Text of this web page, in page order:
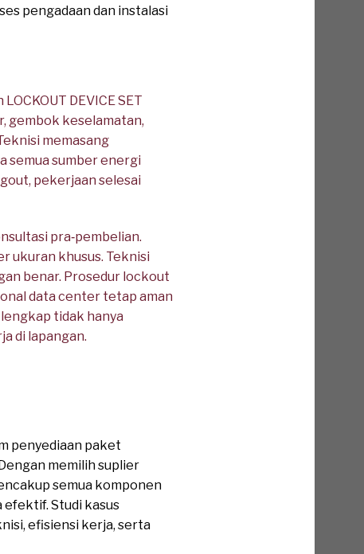
pengadaan dan instalasi
DEVICE SET
gembok keselamatan,
memasang
semua sumber energi
pekerjaan selesai
pra‑pembelian.
ukuran khusus. Teknisi
benar. Prosedur lockout
data center tetap aman
tidak hanya
di lapangan.
penyediaan paket
memilih suplier
semua komponen
Studi kasus
efisiensi kerja, serta